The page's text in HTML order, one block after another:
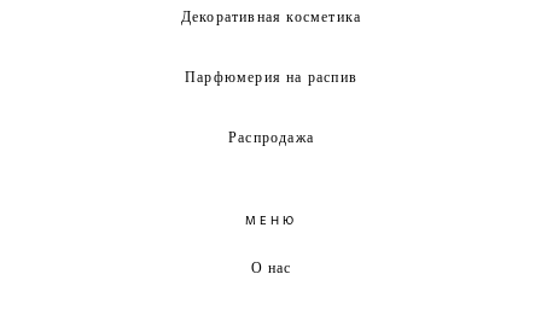
Декоративная косметика
Парфюмерия на распив
Распродажа
МЕНЮ
О нас